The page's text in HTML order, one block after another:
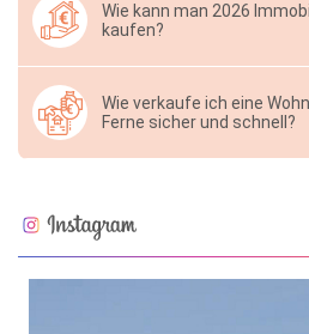
Wie kann man 2026
kaufen?
Wie verkaufe ich eine
Ferne sicher und schnell?